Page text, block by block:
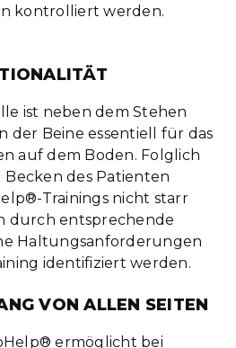
kontrolliert werden.
ist neben dem Stehen
der Beine essentiell für das
auf dem Boden. Folglich
des Patienten
Trainings nicht starr
durch entsprechende
Haltungsanforderungen
identifiziert werden.
VON ALLEN SEITEN
ermöglicht bei